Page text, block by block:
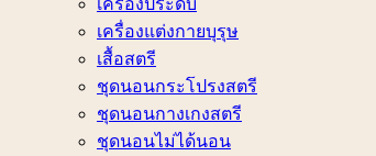
เครื่องแต่งกายบุรุษ
เสื้อสตรี
ชุดนอนกระโปรงสตรี
ชุดนอนกางเกงสตรี
ชุดนอนไม่ได้นอน